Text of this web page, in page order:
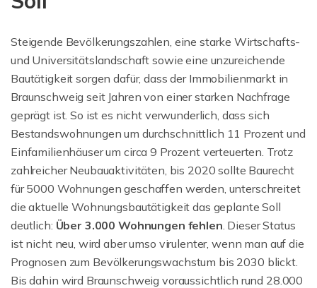
Steigende Bevölkerungszahlen, eine starke Wirtschafts-
und Universitätslandschaft sowie eine unzureichende
Bautätigkeit sorgen dafür, dass der Immobilienmarkt in
Braunschweig seit Jahren von einer starken Nachfrage
geprägt ist. So ist es nicht verwunderlich, dass sich
Bestandswohnungen um durchschnittlich 11 Prozent und
Einfamilienhäuser um circa 9 Prozent verteuerten. Trotz
zahlreicher Neubauaktivitäten, bis 2020 sollte Baurecht
für 5000 Wohnungen geschaffen werden, unterschreitet
die aktuelle Wohnungsbautätigkeit das geplante Soll
deutlich: Über 3.000 Wohnungen fehlen. Dieser Status
ist nicht neu, wird aber umso virulenter, wenn man auf die
Prognosen zum Bevölkerungswachstum bis 2030 blickt.
Bis dahin wird Braunschweig voraussichtlich rund 28.000